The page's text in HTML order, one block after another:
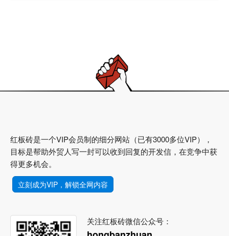
红板砖是一个VIP会员制的细分网站（已有3000多位VIP），
目标是帮助外贸人写一封可以收到回复的开发信，在竞争中获
得更多机会。
立刻成为VIP，解锁全网内容
关注红板砖微信公众号：